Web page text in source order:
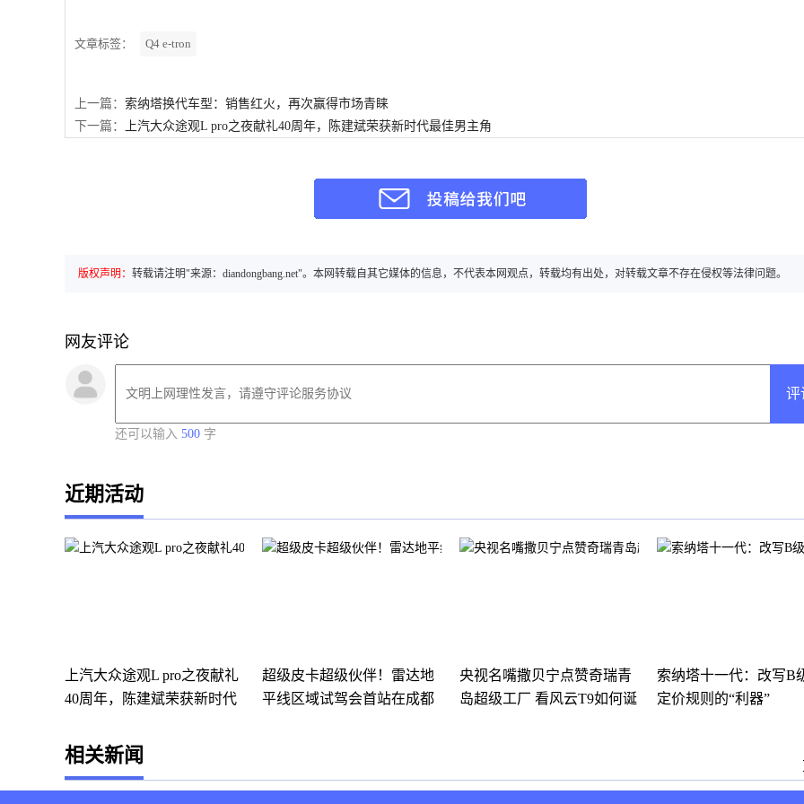
文章标签： Q4 e-tron
上一篇： 索纳塔换代车型：销售红火，再次赢得市场青睐
下一篇：
上汽大众途观L pro之夜献礼40周年，陈建斌荣获新时代最佳男主角
版权声明： 转载请注明"来源：diandongbang.net"。本网转载自其它媒体的信息，不代表本网观点，转载均有出处，对转载文章不存在侵权等法律问题。
网友评论
还可以输入 500 字
评
近期活动
上汽大众途观L pro之夜献礼
40周年，陈建斌荣获新时代
超级皮卡超级伙伴！雷达地
平线区域试驾会首站在成都
央视名嘴撒贝宁点赞奇瑞青
岛超级工厂 看风云T9如何诞
索纳塔十一代：改写B
定价规则的“利器”
相关新闻